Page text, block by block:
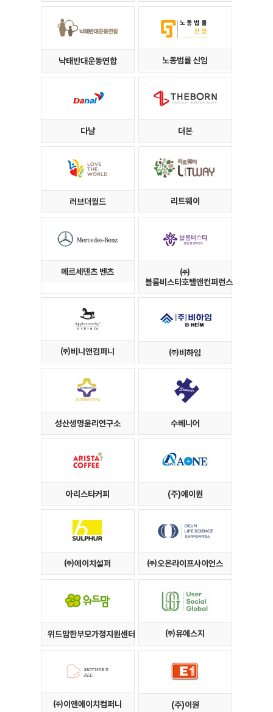
낙태반대운동연합 노동법률 신임
다날 더본
러브더월드 리트웨이
메르세덴츠 벤츠
㈜
블룸비스타호텔앤컨퍼런스
㈜비니앤컴퍼니 ㈜비하임
성산생명윤리연구소 수베니어
아리스타커피 (주)에이원
㈜에이치설퍼 ㈜오은라이프사이언스
위드맘한부모가정지원센터 ㈜유에스지
㈜이앤에이치컴퍼니 (주)이원